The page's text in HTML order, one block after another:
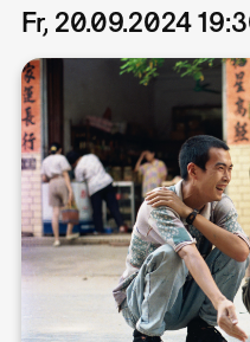
Fr, 20.09.2024